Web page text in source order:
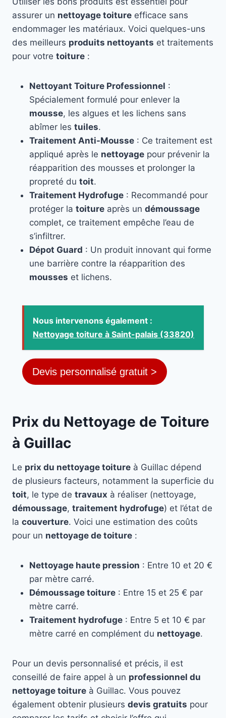
assurer un nettoyage toiture efficace sans
endommager les matériaux. Voici quelques-uns
des meilleurs produits nettoyants et traitements
pour votre toiture :
Nettoyant Toiture Professionnel :
Spécialement formulé pour enlever la
mousse, les algues et les lichens sans
abîmer les tuiles.
Traitement Anti-Mousse : Ce traitement est
appliqué après le nettoyage pour prévenir la
réapparition des mousses et prolonger la
propreté du toit.
Traitement Hydrofuge : Recommandé pour
protéger la toiture après un démoussage
complet, ce traitement empêche l’eau de
s’infiltrer.
Dépot Guard : Un produit innovant qui forme
une barrière contre la réapparition des
mousses et lichens.
Nous intervenons également :
Nettoyage toiture à Saint-palais (33820)
Devis personnalisé gratuit >
Prix du Nettoyage de Toiture
à Guillac
Le prix du nettoyage toiture à Guillac dépend
de plusieurs facteurs, notamment la superficie du
toit, le type de travaux à réaliser (nettoyage,
démoussage, traitement hydrofuge) et l’état de
la couverture. Voici une estimation des coûts
pour un nettoyage de toiture :
Nettoyage haute pression : Entre 10 et 20 €
par mètre carré.
Démoussage toiture : Entre 15 et 25 € par
mètre carré.
Traitement hydrofuge : Entre 5 et 10 € par
mètre carré en complément du nettoyage.
Pour un devis personnalisé et précis, il est
conseillé de faire appel à un professionnel du
nettoyage toiture à Guillac. Vous pouvez
également obtenir plusieurs devis gratuits pour